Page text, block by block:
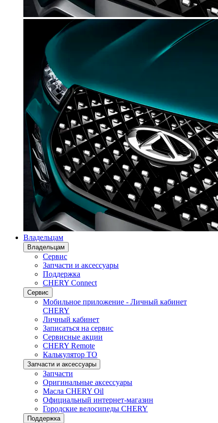
Владельцам
Владельцам
Сервис
Запчасти и аксессуары
Поддержка
CHERY Connect
Сервис
Мобильное приложение - Личный кабинет
CHERY
Личный кабинет
Записаться на сервис
Сервисные акции
CHERY Remote
Калькулятор ТО
Запчасти и аксессуары
Запчасти
Оригинальные аксессуары
Масла CHERY Oil
Официальный интернет-магазин
Городские велосипеды CHERY
Поддержка